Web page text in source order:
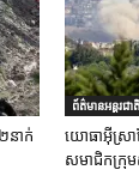
នាក់
ព័ត៌មានអន្តរជាតិ
យោធាអ៊ីស្រា
សមាជិកក្រុ